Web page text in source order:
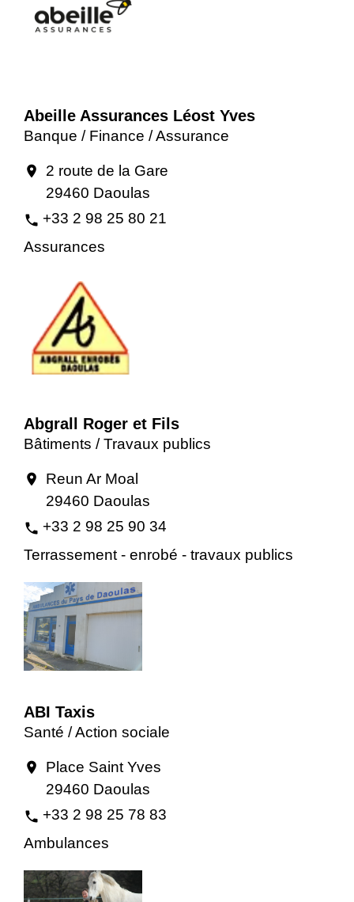
Abeille Assurances Léost Yves
Banque / Finance / Assurance
location_on
2 route de la Gare
29460 Daoulas
phone +33 2 98 25 80 21
Assurances
Abgrall Roger et Fils
Bâtiments / Travaux publics
location_on
Reun Ar Moal
29460 Daoulas
phone +33 2 98 25 90 34
Terrassement - enrobé - travaux publics
ABI Taxis
Santé / Action sociale
location_on
Place Saint Yves
29460 Daoulas
phone +33 2 98 25 78 83
Ambulances